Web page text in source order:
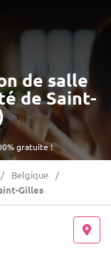
gratuite !
de salle
de Saint-
Belgique
Gilles